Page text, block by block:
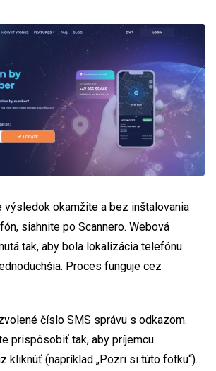
výsledok okamžite a bez inštalovania
siahnite po Scannero. Webová
tak, aby bola lokalizácia telefónu
Proces funguje cez
číslo SMS správu s odkazom.
prispôsobiť tak, aby príjemcu
kliknúť (napríklad „Pozri si túto fotku“).